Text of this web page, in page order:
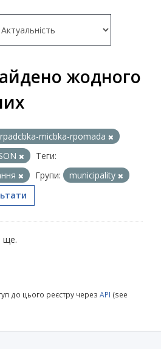
жодного
micbka-rpomada
Теги:
Групи:
municipality
ще.
до цього реєстру через API (see